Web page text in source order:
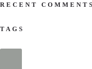
RECENT COMMENTS
TAGS